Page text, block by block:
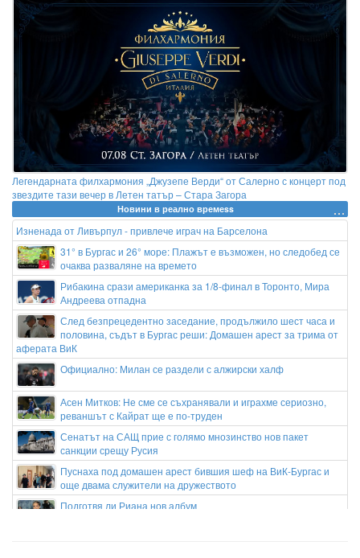
Легендарната филхармония „Джузепе Верди“ от Салерно с концерт под
звездите тази вечер в Летен татър – Стара Загора
Новини в реално времеss
Изненада от Ливърпул - привлече играч на Барселона
31° в Бургас и 26° море: Плажът е възможен, но следобед се
очаква разваляне на времето
Рибакина срази американка за 1/8-финал в Торонто, Мира
Андреева отпадна
След безпрецедентно заседание, продължило шест часа и
половина, съдът в Бургас реши: Домашен арест за трима от
аферата ВиК
Официално: Милан се раздели с алжирски халф
Асен Митков: Не сме се съхранявали и играхме сериозно,
реваншът с Кайрат ще е по-труден
Сенатът на САЩ прие с голямо мнозинство нов пакет
санкции срещу Русия
Пуснаха под домашен арест бившия шеф на ВиК-Бургас и
още двама служители на дружеството
Подготвя ли Риана нов албум